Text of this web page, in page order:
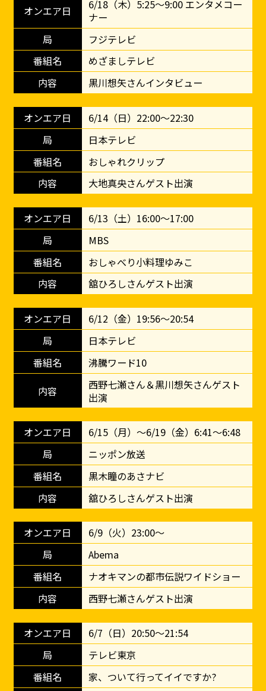
6/18（木）5:25～9:00 エンタメコー
ナー
フジテレビ
めざましテレビ
黒川想矢さんインタビュー
6/14（日）22:00～22:30
日本テレビ
おしゃれクリップ
大地真央さんゲスト出演
6/13（土）16:00～17:00
MBS
おしゃべり小料理ゆみこ
舘ひろしさんゲスト出演
6/12（金）19:56～20:54
日本テレビ
沸騰ワード10
西野七瀬さん＆黒川想矢さんゲスト
出演
6/15（月）～6/19（金）6:41～6:48
ニッポン放送
黒木瞳のあさナビ
舘ひろしさんゲスト出演
6/9（火）23:00～
Abema
ナオキマンの都市伝説ワイドショー
西野七瀬さんゲスト出演
6/7（日）20:50～21:54
テレビ東京
家、ついて行ってイイですか?